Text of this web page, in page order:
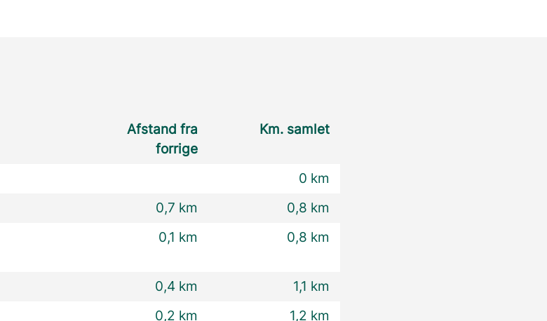
Afstand fra
forrige
Km. samlet
0 km
0,7 km
0,8 km
0,1 km 0,8 km
0,4 km
1,1 km
0,2 km
1,2 km